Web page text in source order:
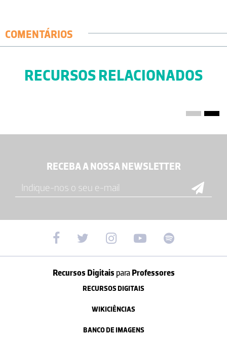
COMENTÁRIOS
RECURSOS RELACIONADOS
RECEBA A NOSSA NEWSLETTER
Recursos Digitais paraProfessores
RECURSOS DIGITAIS
WIKICIÊNCIAS
BANCO DE IMAGENS